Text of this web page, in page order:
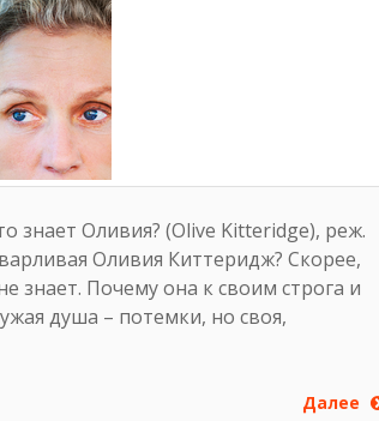
знает Оливия? (Olive Kitteridge), реж.
Оливия Киттеридж? Скорее,
знает. Почему она к своим строга и
душа – потемки, но своя,
Далее